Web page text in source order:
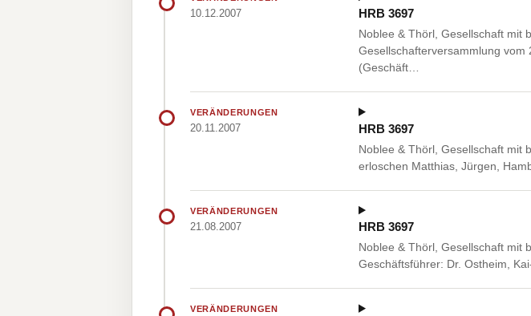
10.12.2007 HRB 3697
Noblee & Thörl, Gesellschaft mit
Gesellschafterversammlung
(Geschäft…
VERÄNDERUNGEN
20.11.2007 HRB 3697
Noblee & Thörl, Gesellschaft mit
erloschen Matthias, Jürgen,
VERÄNDERUNGEN
21.08.2007 HRB 3697
Noblee & Thörl, Gesellschaft mit
Geschäftsführer: Dr. Ostheim,
VERÄNDERUNGEN